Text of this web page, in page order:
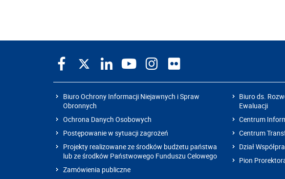
Biuro Ochrony Informacji Niejawnych i Spraw
Obronnych
Ochrona Danych Osobowych
Postępowanie w sytuacji zagrożeń
Projekty realizowane ze środków budżetu państwa
lub ze środków Państwowego Funduszu Celowego
Zamówienia publiczne
Biuro ds.
Ewaluacji
Centrum
Centrum
Dział
Pion